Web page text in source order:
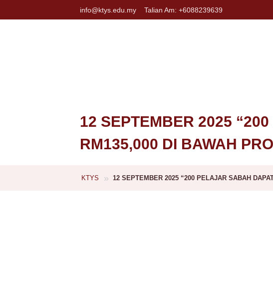
info@ktys.edu.my Talian Am: +6088239639
12 SEPTEMBER 2025
RM135,000 DI BAWAH
KTYS » 12 SEPTEMBER 2025 “200 PELAJAR SABAH